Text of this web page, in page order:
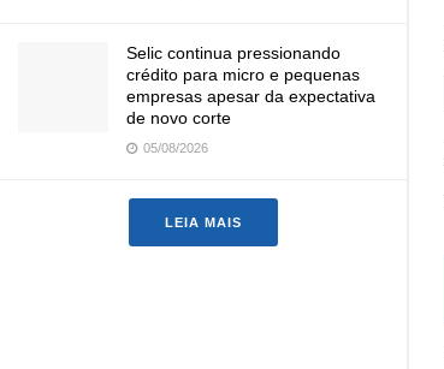
Selic continua pressionando
crédito para micro e pequenas
empresas apesar da expectativa
de novo corte
05/08/2026
LEIA MAIS